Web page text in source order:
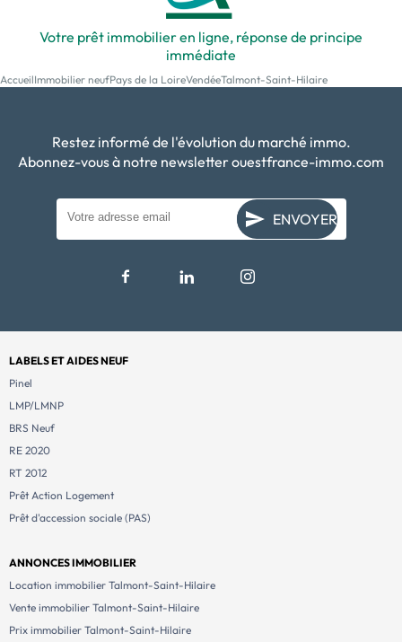
Votre prêt immobilier en ligne, réponse de principe
immédiate
AccueilImmobilier neufPays de la LoireVendéeTalmont-Saint-Hilaire
Restez informé de l'évolution du marché immo.
Abonnez-vous à notre newsletter ouestfrance-immo.com
ENVOYER
LABELS ET AIDES NEUF
Pinel
LMP/LMNP
BRS Neuf
RE 2020
RT 2012
Prêt Action Logement
Prêt d'accession sociale (PAS)
ANNONCES IMMOBILIER
Location immobilier Talmont-Saint-Hilaire
Vente immobilier Talmont-Saint-Hilaire
Prix immobilier Talmont-Saint-Hilaire